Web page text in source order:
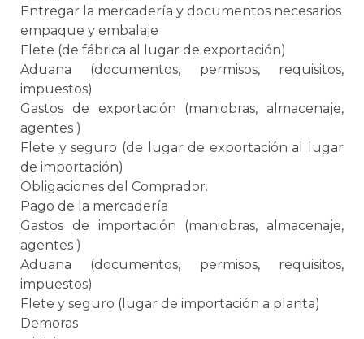
Entregar la mercadería y documentos necesarios
empaque y embalaje
Flete (de fábrica al lugar de exportación)
Aduana (documentos, permisos, requisitos,
impuestos)
Gastos de exportación (maniobras, almacenaje,
agentes )
Flete y seguro (de lugar de exportación al lugar
de importación)
Obligaciones del Comprador.
Pago de la mercadería
Gastos de importación (maniobras, almacenaje,
agentes )
Aduana (documentos, permisos, requisitos,
impuestos)
Flete y seguro (lugar de importación a planta)
Demoras